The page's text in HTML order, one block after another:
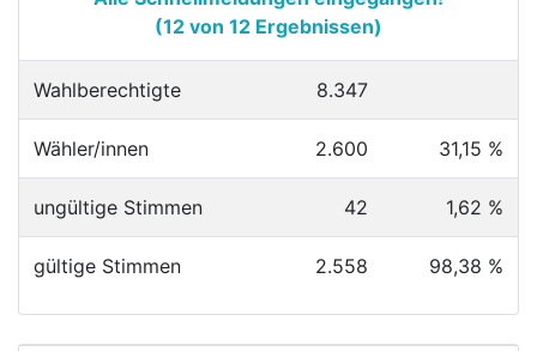
(12 von 12 Ergebnissen)
Wahlberechtigte 8.347
Wähler/innen 2.600 31,15 %
ungültige Stimmen 42 1,62 %
gültige Stimmen 2.558 98,38 %